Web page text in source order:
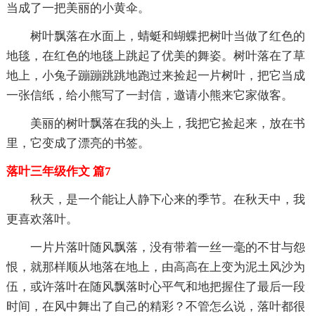
当成了一把美丽的小黄伞。
树叶飘落在水面上，蜻蜓和蝴蝶把树叶当做了红色的
地毯，在红色的地毯上跳起了优美的舞姿。树叶落在了草
地上，小兔子蹦蹦跳跳地跑过来捡起一片树叶，把它当成
一张信纸，给小熊写了一封信，邀请小熊来它家做客。
美丽的树叶飘落在我的头上，我把它捡起来，放在书
里，它变成了漂亮的书签。
落叶三年级作文 篇7
秋天，是一个能让人静下心来的季节。在秋天中，我
更喜欢落叶。
一片片落叶随风飘落，没有带着一丝一毫的不甘与怨
恨，就那样顺从地落在地上，由高高在上变为泥土风沙为
伍，或许落叶在随风飘落时心平气和地把握住了最后一段
时间，在风中舞出了自己的精彩？不管怎么说，落叶都很